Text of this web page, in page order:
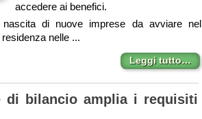
accedere ai benefici.
di nuove imprese da avviare nel
nelle ...
Leggi tutto…
di bilancio amplia i requisiti